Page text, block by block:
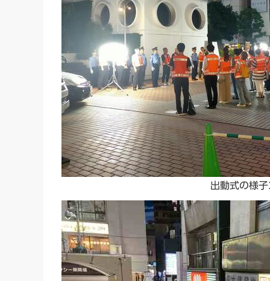
出動式の様